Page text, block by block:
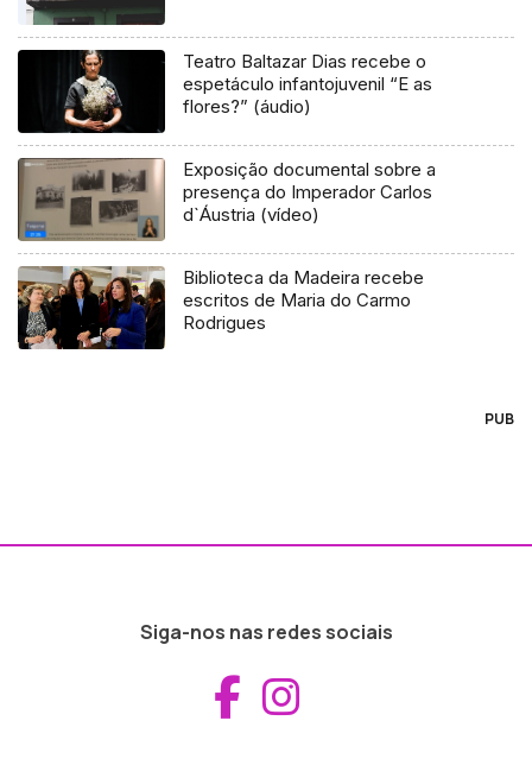
Teatro Baltazar Dias recebe o
espetáculo infantojuvenil “E as
flores?” (áudio)
Exposição documental sobre a
presença do Imperador Carlos
d`Áustria (vídeo)
Biblioteca da Madeira recebe
escritos de Maria do Carmo
Rodrigues
PUB
Siga-nos nas redes sociais
Aceder ao